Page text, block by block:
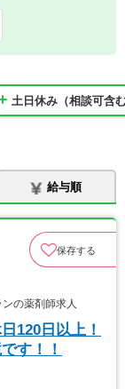
土日休み（相談可含
給与順
保存する
の薬剤師求人
120日以上！
す！！